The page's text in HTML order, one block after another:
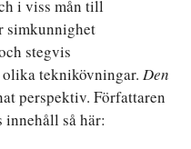
i viss mån till
simkunnighet
stegvis
teknikövningar. Den
perspektiv. Författaren
så här: